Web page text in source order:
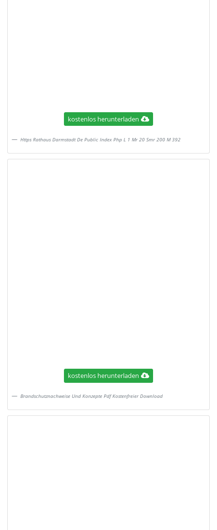
kostenlos herunterladen
Https Rathaus Darmstadt De Public Index Php L 1 Mr 20 Smr 200 M 392
kostenlos herunterladen
Brandschutznachweise Und Konzepte Pdf Kostenfreier Download